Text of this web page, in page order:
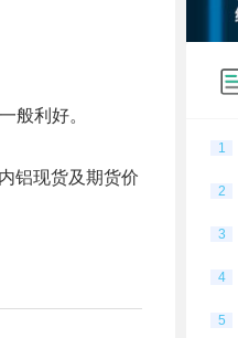
般利好。
铝现货及期货价
1
2
3
4
5